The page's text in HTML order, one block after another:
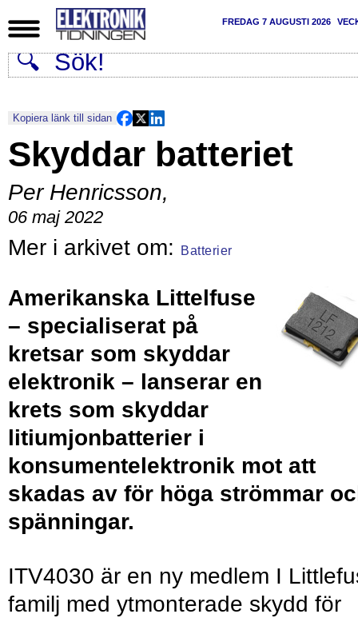
FREDAG 7 AUGUSTI 2026
Kopiera länk till sidan
Skyddar batteriet
Per Henricsson,
06 maj 2022
Batterier
Amerikanska Littelfuse
– specialiserat på
kretsar som skyddar
elektronik – lanserar en
krets som skyddar
litiumjonbatterier i
konsumentelektronik mot att
skadas av för höga strömmar
spänningar.
ITV4030 är en ny medlem I
familj med ytmonterade skydd för